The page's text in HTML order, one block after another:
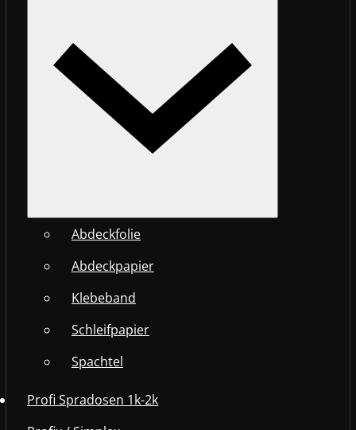
Abdeckfolie
Abdeckpapier
Klebeband
Schleifpapier
Spachtel
Profi Spradosen 1k-2k